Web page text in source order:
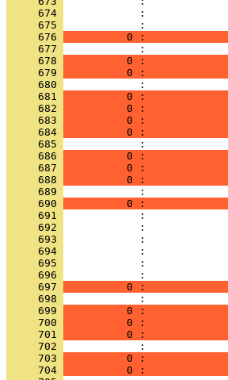
     674
     675
     676
0 :
     677
     678
0 :
     679
0 :
     680
     681
0 :
     682
0 :
     683
0 :
     684
0 :
     685
     686
0 :
     687
0 :
     688
0 :
     689
     690
0 :
     691
     692
     693
     694
     695
     696
     697
0 :
     698
     699
0 :
     700
0 :
     701
0 :
     702
     703
0 :
     704
0 :